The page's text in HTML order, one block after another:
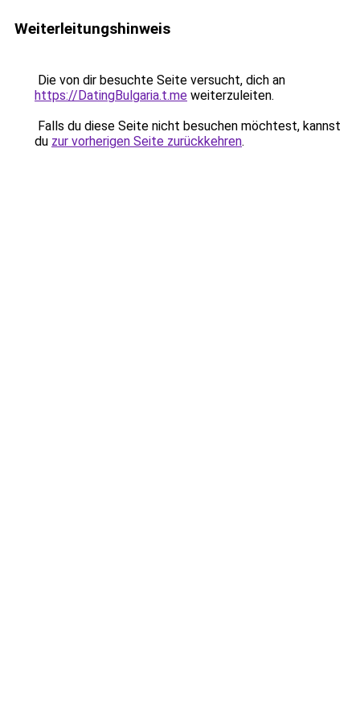
Weiterleitungshinweis
Die von dir besuchte Seite versucht, dich an
https://DatingBulgaria.t.me weiterzuleiten.
Falls du diese Seite nicht besuchen möchtest, kannst
du zur vorherigen Seite zurückkehren.